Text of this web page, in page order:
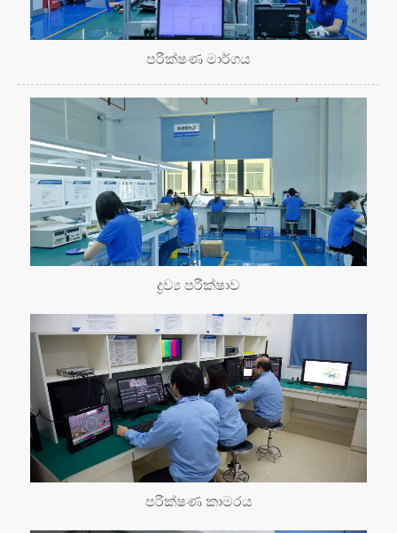
පරීක්ෂණ මාර්ගය
ද්‍රව්‍ය පරීක්ෂාව
පරීක්ෂණ කාමරය